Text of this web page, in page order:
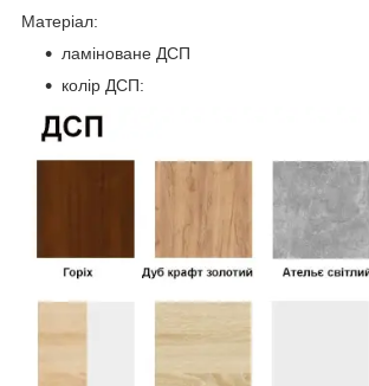
Матеріал:
ламіноване ДСП
колір ДСП: